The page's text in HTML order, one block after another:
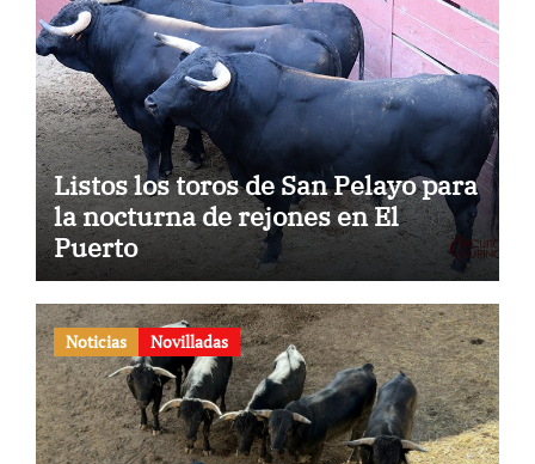
Listos los toros de San Pelayo para
la nocturna de rejones en El
Puerto
Noticias Novilladas